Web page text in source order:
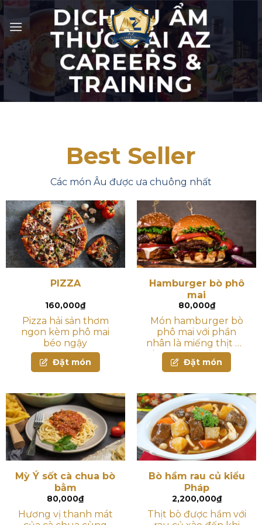
Skip
content
DỊCH VỤ ẨM
THỰC TẠI AZ
CAREERS &
TRAINING
Best Seller
Các món Âu được ưa chuông nhất
PIZZA
160,000₫
Pizza hải sản thơm
ngon kèm phô mai
béo ngậy
Đặt món
Hamburger bò phô
mai
80,000₫
Món hamburger bò
phô mai với phần
nhân là miếng thịt bò
băm được tẩm ướp
Đặt món
Mỳ Ý sốt cà chua bò
bằm
80,000₫
Hương vị thanh mát
Bò hầm rau củ kiểu
Pháp
2,200,000₫
Thịt bò được hầm với